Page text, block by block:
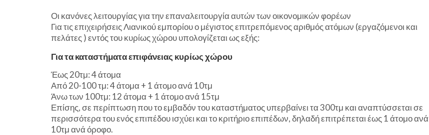
Οι κανόνες λειτουργίας για την επαναλειτουργία αυτών των οικονομικών φορέων
Για τις επιχειρήσεις Λιανικού εμπορίου ο μέγιστος επιτρεπόμενος αριθμός ατόμων (εργαζόμενοι και
πελάτες ) εντός του κυρίως χώρου υπολογίζεται ως εξής:
Για τα καταστήματα επιφάνειας κυρίως χώρου
Έως 20τμ: 4 άτομα
Από 20-100 τμ: 4 άτομα + 1 άτομο ανά 10τμ
Άνω των 100τμ: 12 άτομα + 1 άτομο ανά 15τμ
Επίσης, σε περίπτωση που το εμβαδόν του καταστήματος υπερβαίνει τα 300τμ και αναπτύσσεται σε
περισσότερα του ενός επιπέδου ισχύει και το κριτήριο επιπέδων, δηλαδή επιτρέπεται έως 1 άτομο ανά
10τμ ανά όροφο.